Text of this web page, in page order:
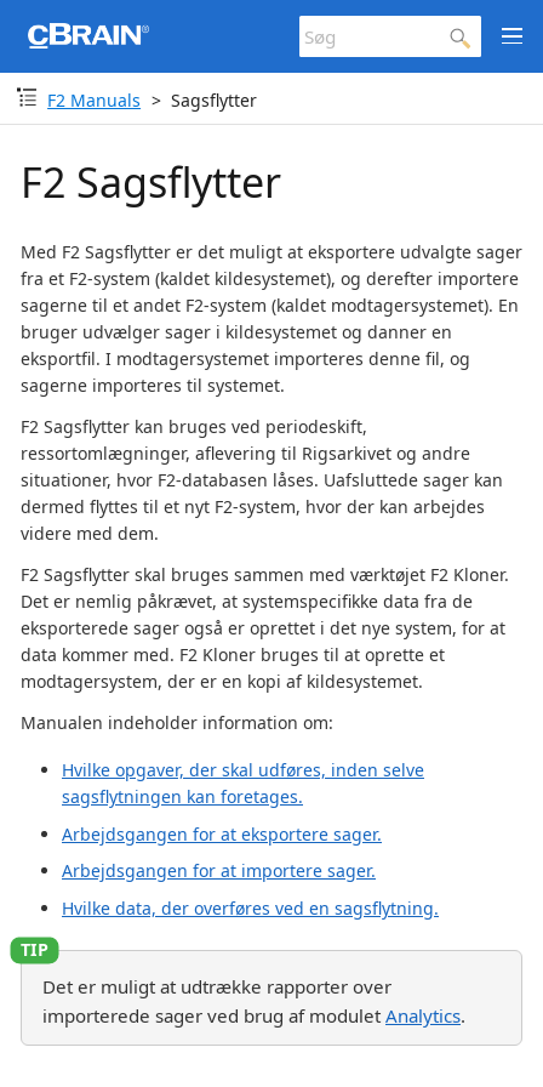
F2 Manuals Sagsflytter
F2 Sagsflytter
Med F2 Sagsflytter er det muligt at eksportere udvalgte sager
fra et F2-system (kaldet kildesystemet), og derefter importere
sagerne til et andet F2-system (kaldet modtagersystemet). En
bruger udvælger sager i kildesystemet og danner en
eksportfil. I modtagersystemet importeres denne fil, og
sagerne importeres til systemet.
F2 Sagsflytter kan bruges ved periodeskift,
ressortomlægninger, aflevering til Rigsarkivet og andre
situationer, hvor F2-databasen låses. Uafsluttede sager kan
dermed flyttes til et nyt F2-system, hvor der kan arbejdes
videre med dem.
F2 Sagsflytter skal bruges sammen med værktøjet F2 Kloner.
Det er nemlig påkrævet, at systemspecifikke data fra de
eksporterede sager også er oprettet i det nye system, for at
data kommer med. F2 Kloner bruges til at oprette et
modtagersystem, der er en kopi af kildesystemet.
Manualen indeholder information om:
Hvilke opgaver, der skal udføres, inden selve
sagsflytningen kan foretages.
Arbejdsgangen for at eksportere sager.
Arbejdsgangen for at importere sager.
Hvilke data, der overføres ved en sagsflytning.
Det er muligt at udtrække rapporter over
importerede sager ved brug af modulet Analytics.